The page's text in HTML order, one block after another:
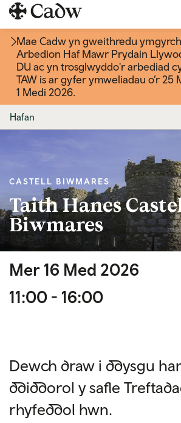
Mae Cadw yn gweithredu ymgyrch
Arbedion Haf Mawr Prydain
DU ac yn trosglwyddo'r arbediad
TAW is ar gyfer ymweliadau o’r 25
1 Medi 2026.
Hafan
CASTELL BIWMARES
Taith Hanes
Biwmares
Mer 16 Med 2026
11:00 - 16:00
Dewch draw i ddysgu
ddiddorol y safle
rhyfeddol hwn.